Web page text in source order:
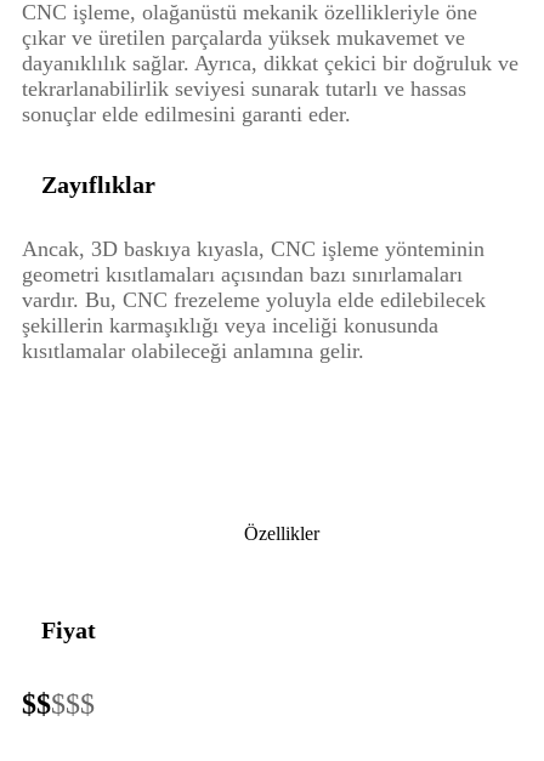
CNC işleme, olağanüstü mekanik özellikleriyle öne
çıkar ve üretilen parçalarda yüksek mukavemet ve
dayanıklılık sağlar. Ayrıca, dikkat çekici bir doğruluk ve
tekrarlanabilirlik seviyesi sunarak tutarlı ve hassas
sonuçlar elde edilmesini garanti eder.
Zayıflıklar
Ancak, 3D baskıya kıyasla, CNC işleme yönteminin
geometri kısıtlamaları açısından bazı sınırlamaları
vardır. Bu, CNC frezeleme yoluyla elde edilebilecek
şekillerin karmaşıklığı veya inceliği konusunda
kısıtlamalar olabileceği anlamına gelir.
Özellikler
Fiyat
$$$$$